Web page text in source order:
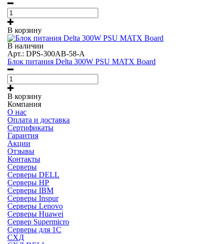
В корзину
В наличии
Арт.: DPS-300AB-58-A
Блок питания Delta 300W PSU MATX Board
В корзину
Компания
О нас
Оплата и доставка
Сертификаты
Гарантия
Акции
Отзывы
Контакты
Серверы
Серверы DELL
Серверы HP
Серверы IBM
Серверы Inspur
Серверы Lenovo
Серверы Huawei
Сервер Supermicro
Серверы для 1C
СХД